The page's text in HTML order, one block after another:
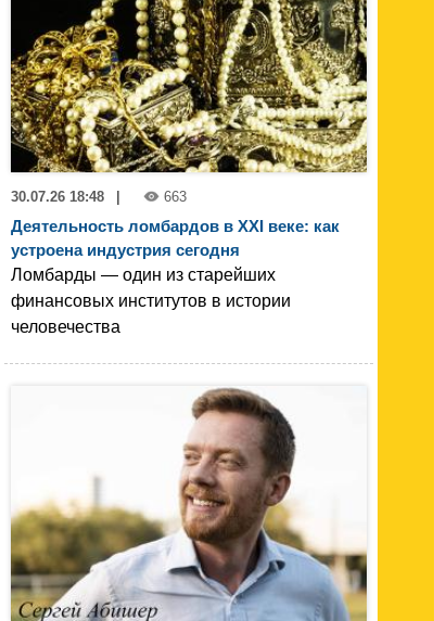
30.07.26 18:48 | 663
Деятельность ломбардов в XXI веке: как
устроена индустрия сегодня
Ломбарды — один из старейших
финансовых институтов в истории
человечества